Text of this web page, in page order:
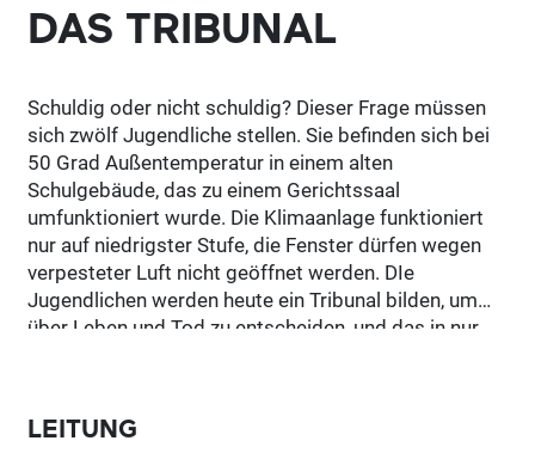
DAS TRIBUNAL
Schuldig oder nicht schuldig? Dieser Frage müssen
sich zwölf Jugendliche stellen. Sie befinden sich bei
50 Grad Außentemperatur in einem alten
Schulgebäude, das zu einem Gerichtssaal
umfunktioniert wurde. Die Klimaanlage funktioniert
nur auf niedrigster Stufe, die Fenster dürfen wegen
verpesteter Luft nicht geöffnet werden. DIe
Jugendlichen werden heute ein Tribunal bilden, um
über Leben und Tod zu entscheiden, und das in nur
lebenswerten Welt.
LEITUNG